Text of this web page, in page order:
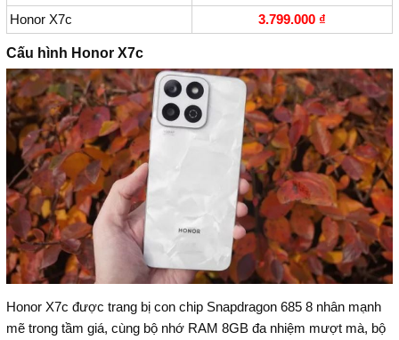
Honor X7c
3.799.000 ₫
Cấu hình Honor X7c
Honor X7c được trang bị con chip Snapdragon 685 8 nhân mạnh
mẽ trong tầm giá, cùng bộ nhớ RAM 8GB đa nhiệm mượt mà, bộ